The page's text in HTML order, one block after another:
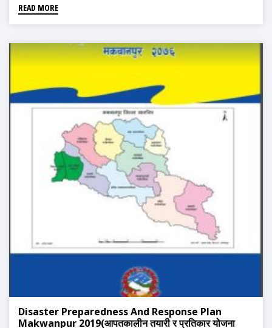
READ MORE
Disaster Preparedness And Response Plan
Makwanpur 2019(आपतकालीन तयारी र प्रतिकार योजना